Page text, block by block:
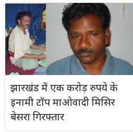
झारखंड में एक करोड़ रुपये के
इनामी टॉप माओवादी मिसिर
बेसरा गिरफ्तार